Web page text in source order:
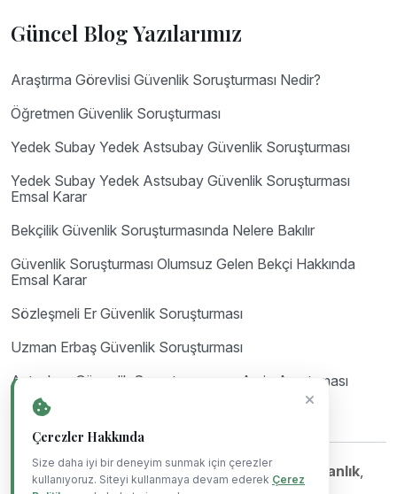
Güncel Blog Yazılarımız
Araştırma Görevlisi Güvenlik Soruşturması Nedir?
Öğretmen Güvenlik Soruşturması
Yedek Subay Yedek Astsubay Güvenlik Soruşturması
Yedek Subay Yedek Astsubay Güvenlik Soruşturması
Emsal Karar
Bekçilik Güvenlik Soruşturmasında Nelere Bakılır
Güvenlik Soruşturması Olumsuz Gelen Bekçi Hakkında
Emsal Karar
Sözleşmeli Er Güvenlik Soruşturması
Uzman Erbaş Güvenlik Soruşturması
Astsubay Güvenlik Soruşturması ve Arşiv Araştırması
©Copyright 2023-2026Mil Hukuk & Danışmanlık,
Powered ByBlue Ajans.
Çerezler Hakkında
Size daha iyi bir deneyim sunmak için çerezler
kullanıyoruz. Siteyi kullanmaya devam ederek Çerez